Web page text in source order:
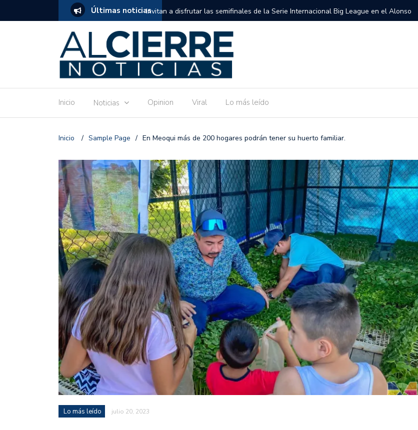
Últimas noticias
de estimulación temprana para mamás
Invitan a disfrutar las semifinales de la Serie Internacional Big League en el Alonso
Ronquillo este jueves.
Inicio Noticias Opinion Viral Lo más leído
Inicio / Sample Page / En Meoqui más de 200 hogares podrán tener su huerto familiar.
Lo más leído julio 20, 2023